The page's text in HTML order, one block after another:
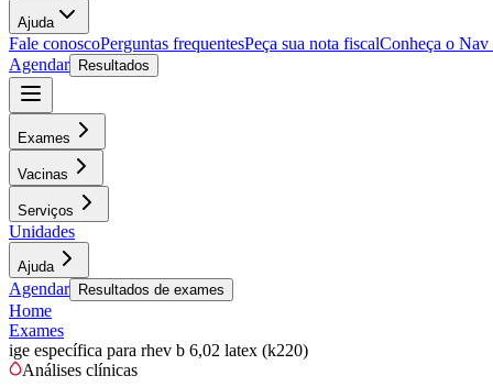
Ajuda
Fale conoscoPerguntas frequentesPeça sua nota fiscalConheça o Nav
Agendar
Resultados
Exames
Vacinas
Serviços
Unidades
Ajuda
Agendar Resultados de exames
Home
Exames
ige específica para rhev b 6,02 latex (k220)
Análises clínicas